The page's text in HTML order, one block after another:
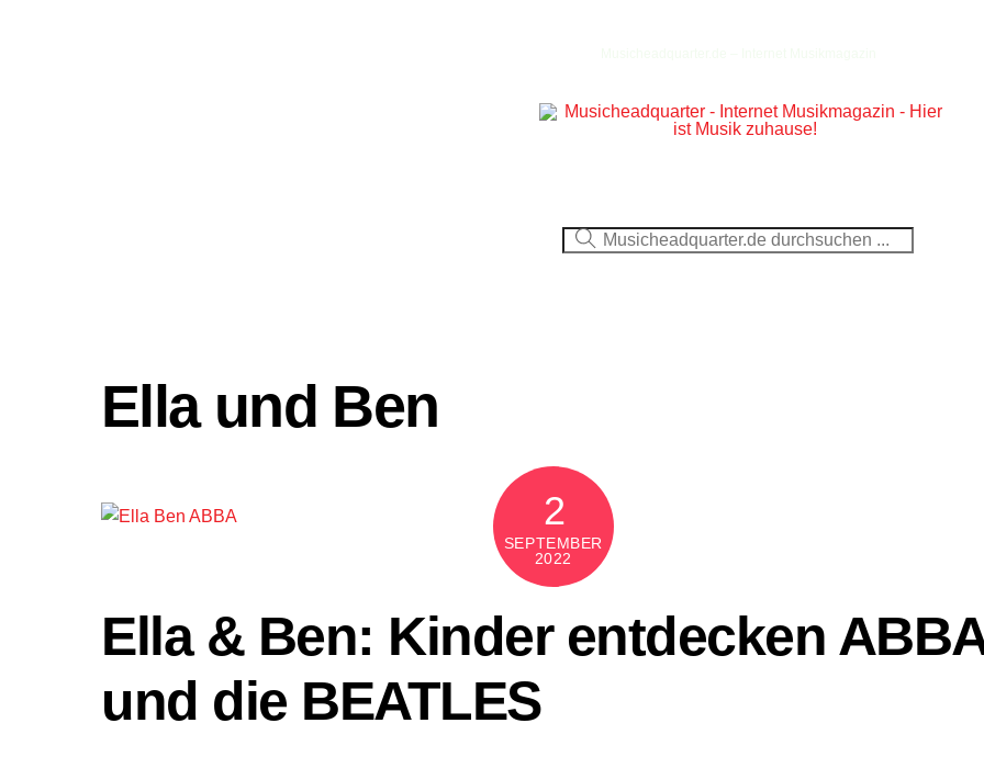
Ella und Ben
2
SEPTEMBER
2022
Ella & Ben: Kinder entdecken
und die BEATLES